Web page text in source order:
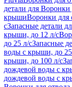
детали для
крышиВоронки для
сЗапасные детали
крыши, до 12 л/с
до 25 л/сЗапасные
воды с крыши, до
крыши, до 100 л/с
дождевой воды с
дождевой воды с